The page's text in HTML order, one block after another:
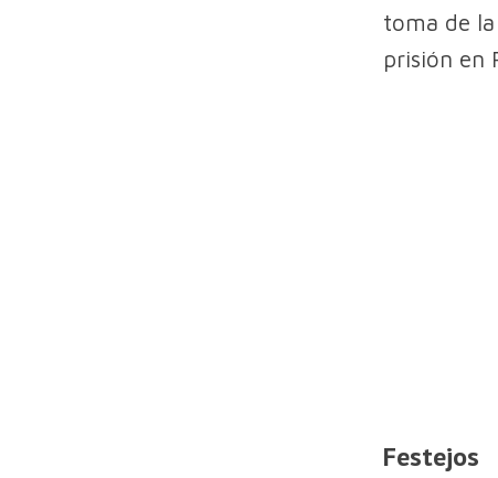
toma de
prisión en
Festejos